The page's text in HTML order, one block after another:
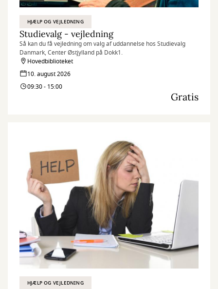
HJÆLP OG VEJLEDNING
Studievalg - vejledning
Så kan du få vejledning om valg af uddannelse hos Studievalg
Danmark, Center Østjylland på Dokk1.
Hovedbiblioteket
10. august 2026
09:30 - 15:00
Gratis
HJÆLP OG VEJLEDNING